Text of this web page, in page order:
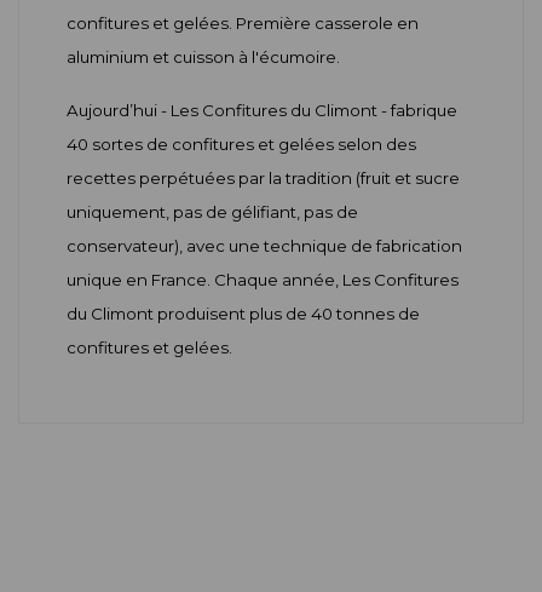
confitures et gelées. Première casserole en
aluminium et cuisson à l'écumoire.
Aujourd’hui - Les Confitures du Climont - fabrique
40 sortes de confitures et gelées selon des
recettes perpétuées par la tradition (fruit et sucre
uniquement, pas de gélifiant, pas de
conservateur), avec une technique de fabrication
unique en France. Chaque année, Les Confitures
du Climont produisent plus de 40 tonnes de
confitures et gelées.